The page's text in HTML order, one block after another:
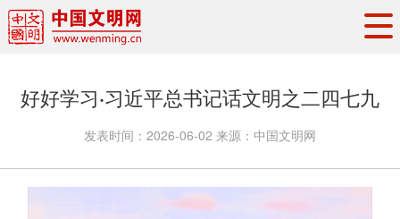
权威发布
资讯联播
地方交流
文明培育
文明实践
文明创建
文明之光
文明影音 文明矩阵
好好学习·习近平总书记话文明之二四七九
发表时间： 2026-06-02 来源： 中国文明网